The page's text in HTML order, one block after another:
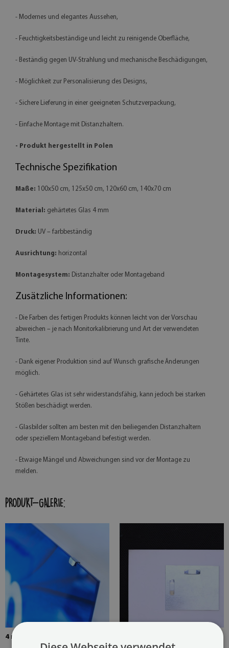
- Modernes und elegantes Aussehen,
- Feuchtigkeitsbeständige und leicht zu reinigende Oberfläche,
- Beständig gegen UV-Strahlung und mechanische Beschädigungen,
- Möglichkeit zur Personalisierung des Designs,
- Sichere Lieferung in einer geeigneten Schutzverpackung,
- Einfache Montage mit Distanzhaltern.
- Produkt hergestellt in Polen
Technische Spezifikation
Maße: 100x50 cm, 125x50 cm, 120x60 cm, 140x70 cm
Material: gehärtetes Glas 4 mm
Druck: UV – farbbeständig
Ausrichtung: horizontal
Montagesystem: Distanzhalter oder Montageband
Zusätzliche Informationen:
- Die Farben des fertigen Produkts können leicht von der Vorschau
abweichen – je nach Monitorkalibrierung und Art der verwendeten
Tinte.
- Dank eigener Produktion sind auf Wunsch grafische Änderungen
möglich.
- Gehärtetes Glas ist sehr widerstandsfähig, kann jedoch bei starken
Stößen beschädigt werden.
- Glasbilder sollten am besten mit den beiliegenden Distanzhaltern
oder speziellem Montageband befestigt werden.
- Etwaige Mängel und Abweichungen sind vor der Montage zu
melden.
PRODUKT-GALERIE:
4 mm dickes gehärtetes Glas